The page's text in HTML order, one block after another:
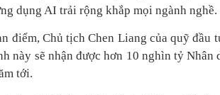
dụng AI trải rộng khắp mọi ngành nghề.
điểm, Chủ tịch Chen Liang của quỹ đầu
này sẽ nhận được hơn 10 nghìn tỷ
tới.